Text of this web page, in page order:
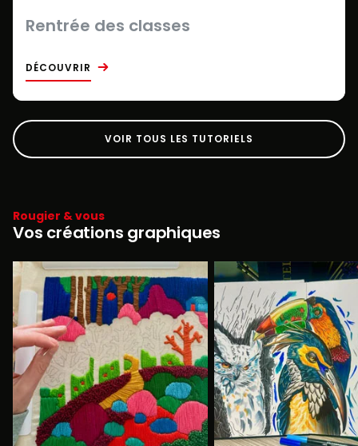
Rentrée des classes
DÉCOUVRIR
VOIR TOUS LES TUTORIELS
Rougier & vous
Vos créations graphiques